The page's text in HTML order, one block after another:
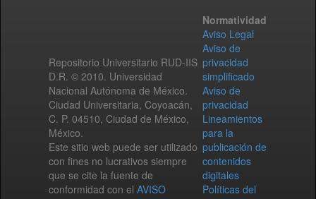
Repositorio Universitario RUD-IIS
D.R. © 2010. Universidad
Nacional Autónoma de México.
Ciudad Universitaria, Coyoacán,
C. P. 04510, Ciudad de México,
México.
Este sitio web puede ser utilizado
con fines no lucrativos siempre
que se cite la fuente de
conformidad con el AVISO
Normatividad
Aviso Legal
Aviso de
privacidad
simplificado
Aviso de
privacidad
Lineamientos
para la
publicación de
contenidos
digitales
Políticas del